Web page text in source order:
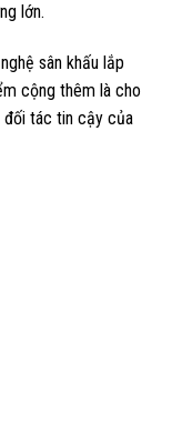
lớn.
sân khấu lắp
cộng thêm là cho
đối tác tin cậy của